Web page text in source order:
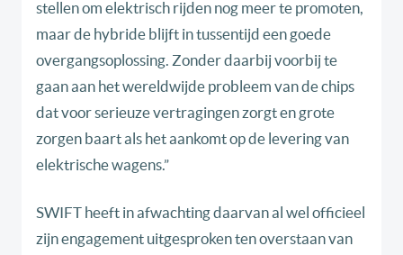
stellen om elektrisch rijden nog meer te promoten,
maar de hybride blijft in tussentijd een goede
overgangsoplossing. Zonder daarbij voorbij te
gaan aan het wereldwijde probleem van de chips
dat voor serieuze vertragingen zorgt en grote
zorgen baart als het aankomt op de levering van
elektrische wagens.”
SWIFT heeft in afwachting daarvan al wel officieel
zijn engagement uitgesproken ten overstaan van